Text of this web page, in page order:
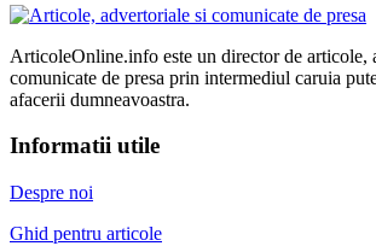
ArticoleOnline.info este un director de articole,
comunicate de presa prin intermediul caruia
afacerii dumneavoastra.
Informatii utile
Despre noi
Ghid pentru articole